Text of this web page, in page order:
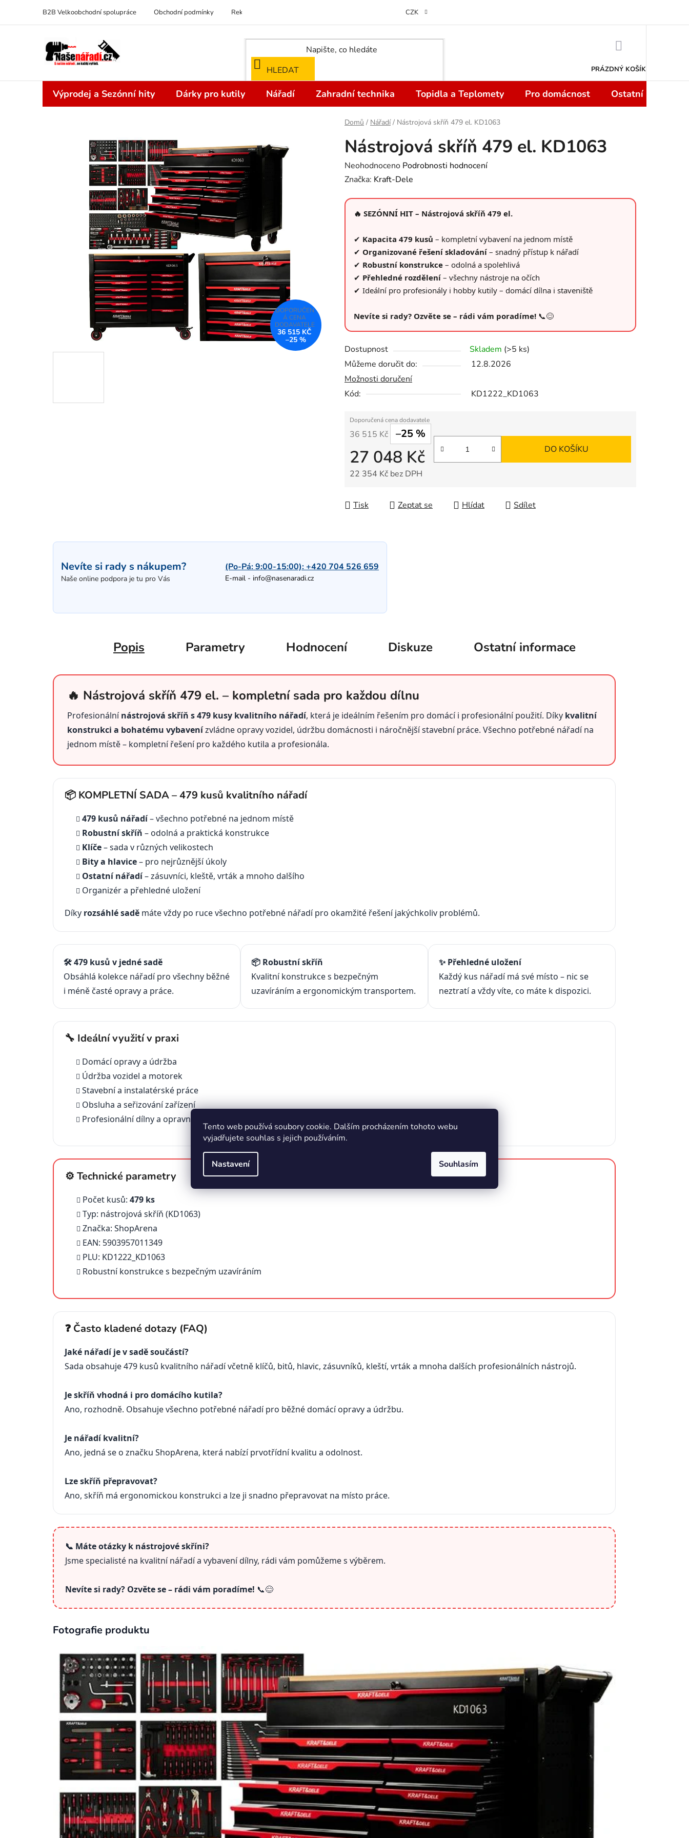
Tento web používá soubory cookie. Dalším procházením tohoto webu
vyjadřujete souhlas s jejich používáním.
Nastavení Souhlasím
obsah
B2B Velkoobchodní spolupráce Obchodní podmínky Reklamace Odstoupení od kupní smlouvy do 14 dní
CZK
HLEDAT PRÁZDNÝ KOŠÍK
Výprodej a Sezónní hity Dárky pro kutily Nářadí Zahradní technika Topidla a Teplomety Pro domácnost Ostatní
Domů / Nářadí / Nástrojová skříň 479 el. KD1063
Nástrojová skříň 479 el. KD1063
Průměrné
hodnocení
je
hvězdiček.
Neohodnoceno Podrobnosti hodnocení
Značka: Kraft-Dele
🔥 SEZÓNNÍ HIT – Nástrojová skříň 479 el.
✔ Kapacita 479 kusů – kompletní vybavení na jednom místě
✔ Organizované řešení skladování – snadný přístup k nářadí
✔ Robustní konstrukce – odolná a spolehlivá
✔ Přehledné rozdělení – všechny nástroje na očích
✔ Ideální pro profesionály i hobby kutily – domácí dílna i staveniště
Nevíte si rady? Ozvěte se – rádi vám poradíme! 📞😊
Dostupnost Skladem (>5 ks)
Můžeme doručit do:
12.8.2026
Možnosti doručení
Kód:
KD1222_KD1063
36 515 Kč –25 %
27 048 Kč
22 354 Kč bez DPH
DO KOŠÍKU
Tisk Zeptat se Hlídat Sdílet
36 515 KČ
–25 %
Nevíte si rady s nákupem?
Naše online podpora je tu pro Vás
(Po-Pá: 9:00-15:00):+420 704 526 659
E-mail - info@nasenaradi.cz
Popis Parametry Hodnocení Diskuze Ostatní informace
🔥 Nástrojová skříň 479 el. – kompletní sada pro každou dílnu
Profesionálnínástrojová skříň s 479 kusy kvalitního nářadí, která je ideálním řešením pro domácí i profesionální použití. Díky kvalitní
konstrukci a bohatému vybavenízvládne opravy vozidel, údržbu domácnosti i náročnější stavební práce. Všechno potřebné nářadí na
jednom místě – kompletní řešení pro každého kutila a profesionála.
📦 KOMPLETNÍ SADA – 479 kusů kvalitního nářadí
479 kusů nářadí– všechno potřebné na jednom místě
Robustní skříň – odolná a praktická konstrukce
Klíče– sada v různých velikostech
Bity a hlavice– pro nejrůznější úkoly
Ostatní nářadí– zásuvníci, kleště, vrták a mnoho dalšího
Organizér a přehledné uložení
Díky rozsáhlé sadě máte vždy po ruce všechno potřebné nářadí pro okamžité řešení jakýchkoliv problémů.
🛠️ 479 kusů v jedné sadě
Obsáhlá kolekce nářadí pro všechny běžné
i méně časté opravy a práce.
📦 Robustní skříň
Kvalitní konstrukce s bezpečným
uzavíráním a ergonomickým transportem.
✨ Přehledné uložení
Každý kus nářadí má své místo – nic se
neztratí a vždy víte, co máte k dispozici.
🔧 Ideální využití v praxi
Domácí opravy a údržba
Údržba vozidel a motorek
Stavební a instalatérské práce
Obsluha a seřizování zařízení
Profesionální dílny a opravny
⚙️ Technické parametry
Počet kusů: 479 ks
Typ: nástrojová skříň (KD1063)
Značka: ShopArena
EAN: 5903957011349
PLU: KD1222_KD1063
Robustní konstrukce s bezpečným uzavíráním
❓ Často kladené dotazy (FAQ)
Jaké nářadí je v sadě součástí?
Sada obsahuje 479 kusů kvalitního nářadí včetně klíčů, bitů, hlavic, zásuvníků, kleští, vrták a mnoha dalších profesionálních nástrojů.
Je skříň vhodná i pro domácího kutila?
Ano, rozhodně. Obsahuje všechno potřebné nářadí pro běžné domácí opravy a údržbu.
Je nářadí kvalitní?
Ano, jedná se o značku ShopArena, která nabízí prvotřídní kvalitu a odolnost.
Lze skříň přepravovat?
Ano, skříň má ergonomickou konstrukci a lze ji snadno přepravovat na místo práce.
📞 Máte otázky k nástrojové skříni?
Jsme specialisté na kvalitní nářadí a vybavení dílny, rádi vám pomůžeme s výběrem.
Nevíte si rady? Ozvěte se – rádi vám poradíme! 📞😊
Fotografie produktu